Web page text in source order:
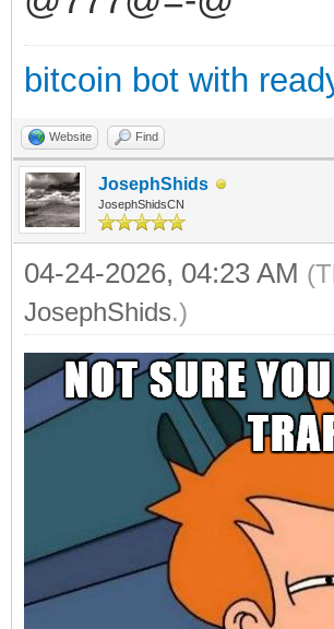
bitcoin bot with
Website Find
JosephShids
JosephShidsCN
04-24-2026, 04:23 AM
JosephShids.)